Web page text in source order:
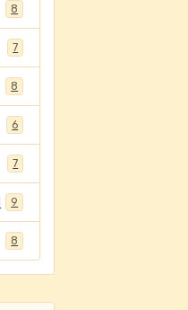
8
7
8
6
7
9
8